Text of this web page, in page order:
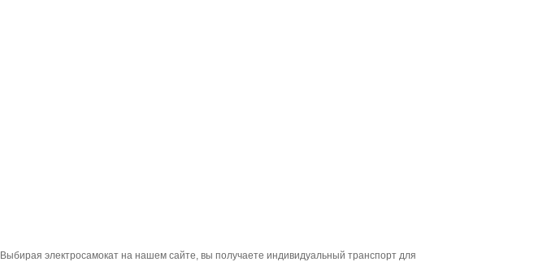
Выбирая электросамокат на нашем сайте, вы получаете индивидуальный транспорт для